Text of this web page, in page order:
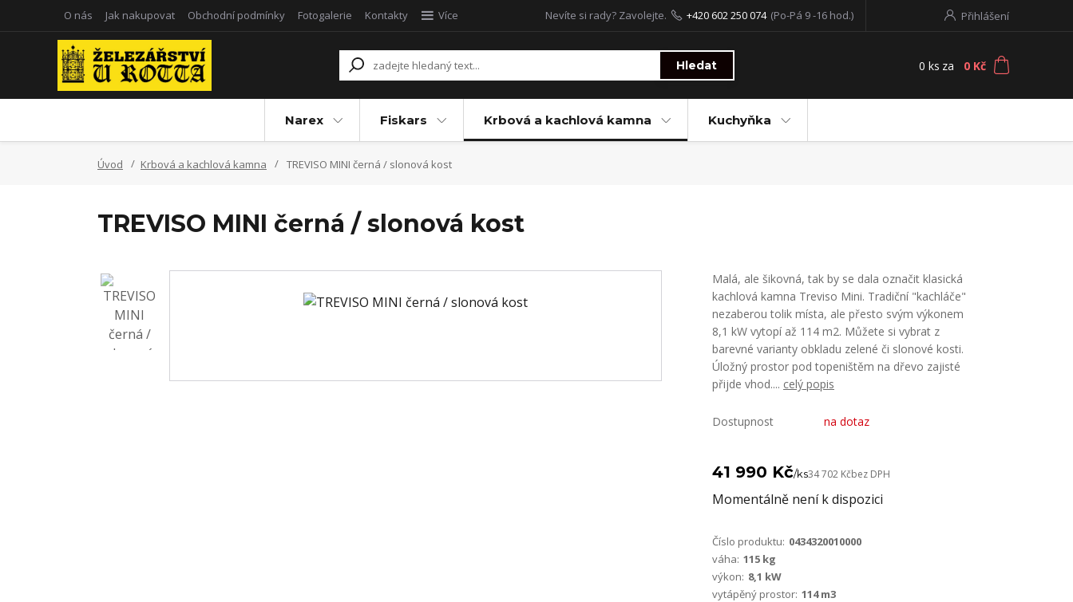
O nás Jak nakupovat Obchodní podmínky Fotogalerie Kontakty Více Přihlášení
Hledat
Nevíte si rady? Zavolejte. +420 602 250 074 (Po-Pá 9 -16 hod.)
0 ks za 0 Kč
Narex Fiskars Krbová a kachlová kamna Kuchyňka
Úvod Krbová a kachlová kamna TREVISO MINI černá / slonová kost
TREVISO MINI černá / slonová kost
Malá, ale šikovná, tak by se dala označit klasická
kachlová kamna Treviso Mini. Tradiční "kachláče"
nezaberou tolik místa, ale přesto svým výkonem
8,1 kW vytopí až 114 m2. Můžete si vybrat z
barevné varianty obkladu zelené či slonové kosti.
Úložný prostor pod topeništěm na dřevo zajisté
přijde vhod.... celý popis
Dostupnost na dotaz
41 990 Kč/ks34 702 Kčbez DPH
Momentálně není k dispozici
Číslo produktu: 0434320010000
váha: 115 kg
výkon: 8,1 kW
vytápěný prostor: 114 m3